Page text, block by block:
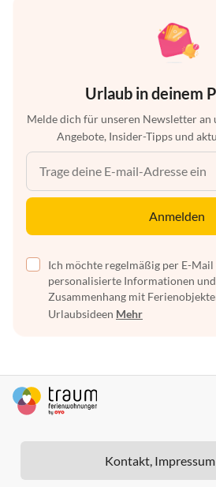
Urlaub in deinem
Melde dich für unseren Newsletter an
Angebote, Insider-Tipps und
Anmelden
Ich möchte regelmäßig per E-Mail
personalisierte Informationen
Zusammenhang mit
Urlaubsideen Mehr
Kontakt,